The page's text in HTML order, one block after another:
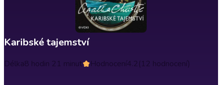
Karibské tajemství
Délka8 hodin 21 minut Hodnocení4.2(12 hodnocení)